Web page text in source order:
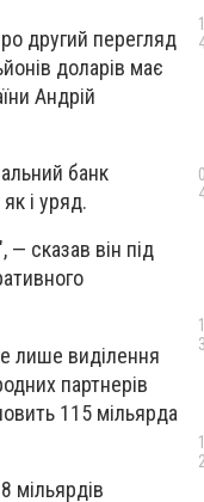
другий перегляд
доларів має
Андрій
банк
і уряд.
сказав він під
лише виділення
партнерів
115 мільярда
мільярдів